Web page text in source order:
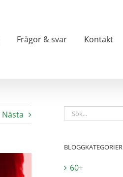
Frågor & svar Kontakt
Nästa
Sök
BLOGGKATEGORIER
60+